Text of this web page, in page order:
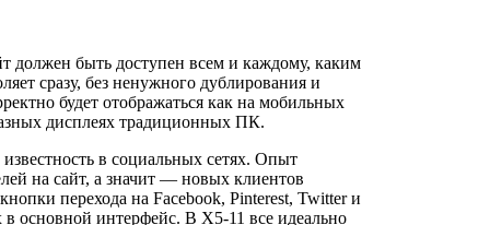
должен быть доступен всем и каждому, каким
сразу, без ненужного дублирования и
будет отображаться как на мобильных
дисплеях традиционных ПК.
в социальных сетях. Опыт
на сайт, а значит — новых клиентов
перехода на Facebook, Pinterest, Twitter и
основной интерфейс. В X5-11 все идеально